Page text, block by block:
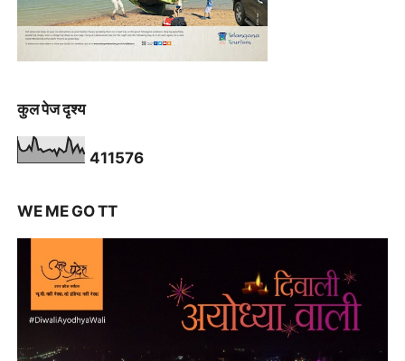
कुल पेज दृश्य
411576
WE ME GO TT